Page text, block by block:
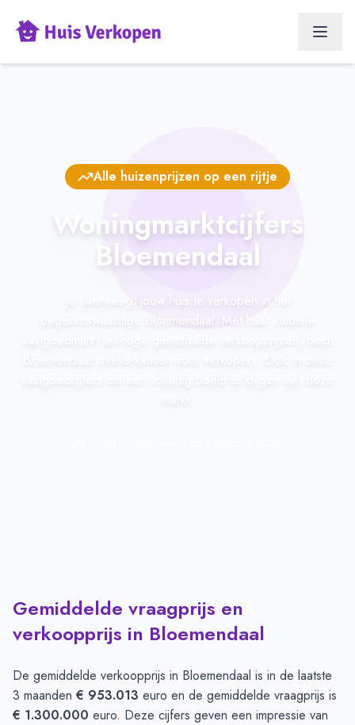
Alle huizenprijzen op een rijtje
Woningmarktcijfers
Bloemendaal
Je overweegt jouw huis te verkopen in het
begerenswaardige Bloemendaal. Met haar stabiele
Gemiddelde vraagprijs en
verkoopprijs in Bloemendaal
De gemiddelde verkoopprijs in Bloemendaal is in de laatste
3 maanden € 953.013 euro en de gemiddelde vraagprijs is
€ 1.300.000 euro. Deze cijfers geven een impressie van